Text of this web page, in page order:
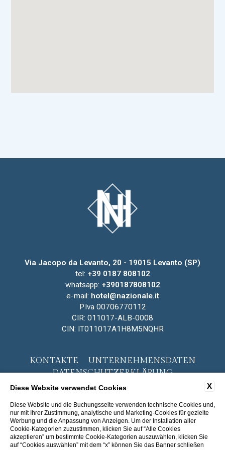
Via Jacopo da Levanto, 20 - 19015 Levanto (SP)
tel: +39 0187 808102
whatsapp: +390187808102
e-mail: hotel@nazionale.it
P.Iva 00706770112
CIR: 011017-ALB-0008
CIN: IT011017A1H8M5NQHR
KONTAKTE
UNTERNEHMENSDATEN
DATENSCHUTZERKLÄRUNG
COOKIE POLICY
ACCESSIBILITY X
Diese Website verwendet Cookies
Diese Website und die Buchungsseite verwenden technische Cookies und,
nur mit Ihrer Zustimmung, analytische und Marketing-Cookies für gezielte
Werbung und die Anpassung von Anzeigen. Um der Installation aller
Cookie-Kategorien zuzustimmen, klicken Sie auf “Alle Cookies
akzeptieren” um bestimmte Cookie-Kategorien auszuwählen, klicken Sie
auf “Cookies auswählen” mit dem “x” können Sie das Banner schließen